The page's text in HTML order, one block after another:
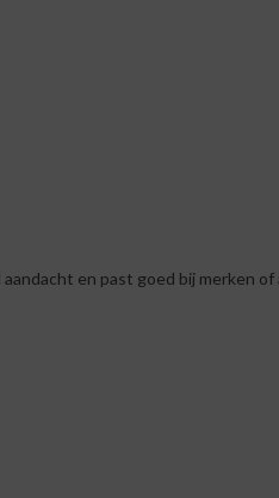
en past goed bij merken